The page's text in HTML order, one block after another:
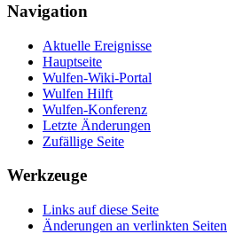
Navigation
Aktuelle Ereignisse
Hauptseite
Wulfen-Wiki-Portal
Wulfen Hilft
Wulfen-Konferenz
Letzte Änderungen
Zufällige Seite
Werkzeuge
Links auf diese Seite
Änderungen an verlinkten Seiten